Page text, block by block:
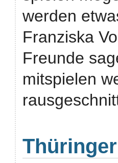
werden
Franziska
Freunde
mitspielen